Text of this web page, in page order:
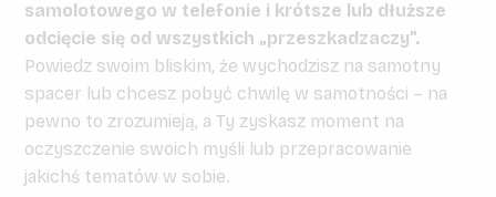
samolotowego w telefonie i krótsze lub dłuższe
odcięcie się od wszystkich „przeszkadzaczy”.
Powiedz swoim bliskim, że wychodzisz na samotny
spacer lub chcesz pobyć chwilę w samotności – na
pewno to zrozumieją, a Ty zyskasz moment na
oczyszczenie swoich myśli lub przepracowanie
jakichś tematów w sobie.